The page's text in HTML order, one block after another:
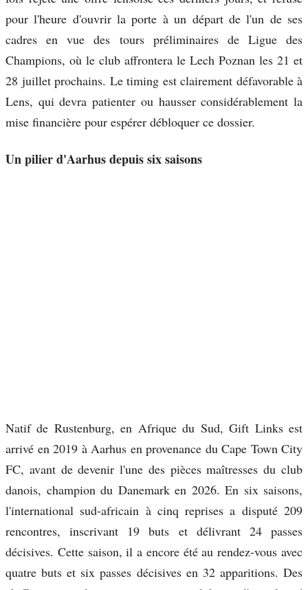
pour l'heure d'ouvrir la porte à un départ de l'un de ses
cadres en vue des tours préliminaires de Ligue des
Champions, où le club affrontera le Lech Poznan les 21 et
28 juillet prochains. Le timing est clairement défavorable à
Lens, qui devra patienter ou hausser considérablement la
mise financière pour espérer débloquer ce dossier.
Un pilier d'Aarhus depuis six saisons
Natif de Rustenburg, en Afrique du Sud, Gift Links est
arrivé en 2019 à Aarhus en provenance du Cape Town City
FC, avant de devenir l'une des pièces maîtresses du club
danois, champion du Danemark en 2026. En six saisons,
l'international sud-africain à cinq reprises a disputé 209
rencontres, inscrivant 19 buts et délivrant 24 passes
décisives. Cette saison, il a encore été au rendez-vous avec
quatre buts et six passes décisives en 32 apparitions. Des